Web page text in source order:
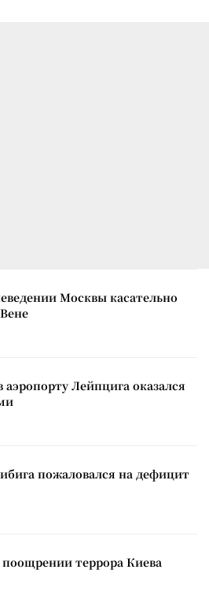
Москвы касательно
Лейпцига оказался
пожаловался на дефицит
террора Киева